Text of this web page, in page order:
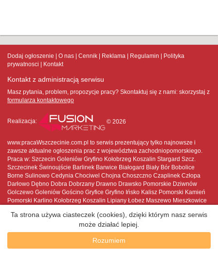
Dodaj ogłoszenie O nas Cennik Reklama Regulamin
Polityka
prywatnosci
Kontakt
Kontakt z administracją serwisu
Masz pytania, problem, propozycje pracy? Skontaktuj się z nami: skorzystaj z
formularza kontaktowego
Realizacja: © 2026
www.pracaWszczecinie.com.pl to serwis prezentujący tylko najnowsze i
zawsze aktualne ogłoszenia prac z województwa zachodniopomorskiego.
Praca w: Szczecin Goleniów Gryfino Kołobrzeg Koszalin Stargard Szcz.
Szczecinek Świnoujście Barlinek Barwice Białogard Biały Bór Bobolice
Borne Sulinowo Cedynia Chociwel Chojna Choszczno Czaplinek Człopa
Darłowo Dębno Dobra Dobrzany Drawno Drawsko Pomorskie Dziwnów
Golczewo Goleniów Gościno Gryfice Gryfino Ińsko Kalisz Pomorski Kamień
Pomorski Karlino Kołobrzeg Koszalin Lipiany Łobez Maszewo Mieszkowice
Pełczyce Płoty Polanów Police Połczyn-Zdrój Pyrzyce Recz Resko Sianów
Sławno Stargard Szczeciński Stepnica Suchań Szczecin Szczecinek
Świdwin Świnoujście Trzcińsko-Zdrój Trzebiatów Tuczno Tychowo Wałcz
Ta strona używa ciasteczek (cookies), dzięki którym nasz serwis
może działać lepiej.
Rozumiem